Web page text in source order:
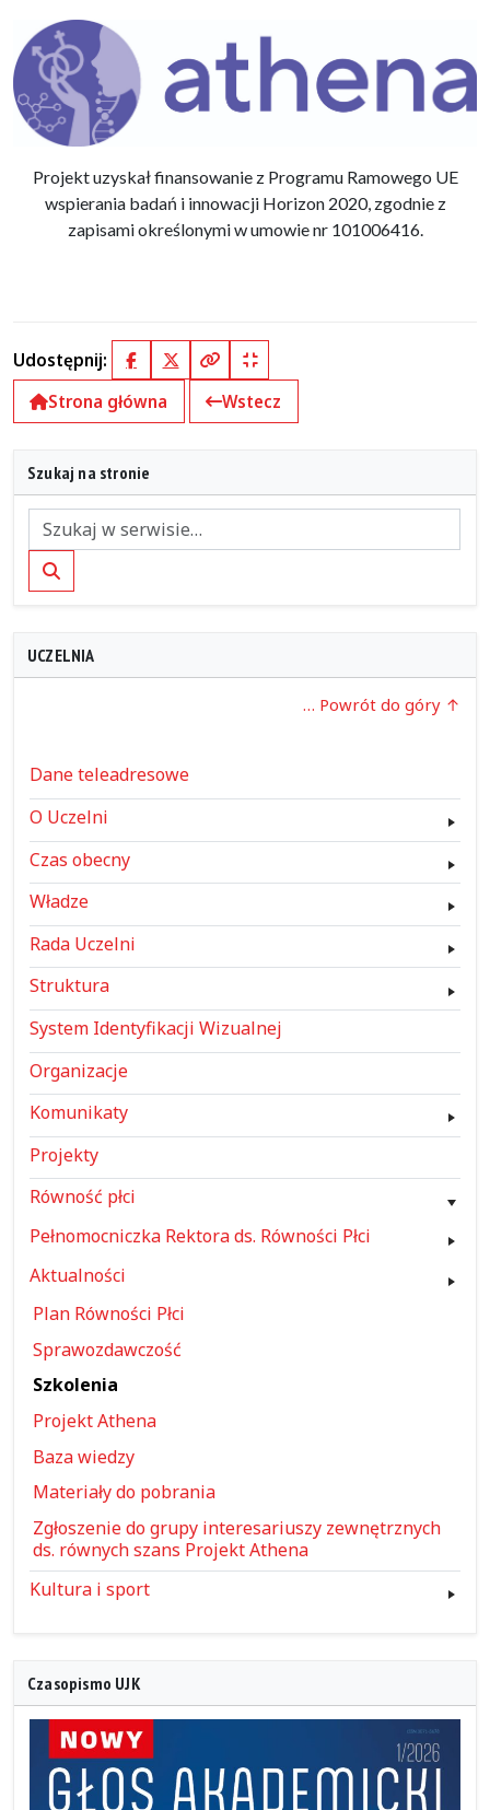
Projekt uzyskał finansowanie z Programu Ramowego UE
wspierania badań i innowacji Horizon 2020, zgodnie z
zapisami określonymi w umowie nr 101006416.
Udostępnij: FacebookX (Twitter)
Kopiuj pełny link
Kopiuj krótki link
Strona główna
Wstecz
Szukaj na stronie
Szukaj
UCZELNIA
… Powrót do góry
Dane teleadresowe
O Uczelni
Czas obecny
Władze
Rada Uczelni
Struktura
System Identyfikacji Wizualnej
Organizacje
Komunikaty
Projekty
Równość płci
Pełnomocniczka Rektora ds. Równości Płci
Aktualności
Plan Równości Płci
Sprawozdawczość
Szkolenia
Projekt Athena
Baza wiedzy
Materiały do pobrania
Zgłoszenie do grupy interesariuszy zewnętrznych
ds. równych szans Projekt Athena
Kultura i sport
Czasopismo UJK